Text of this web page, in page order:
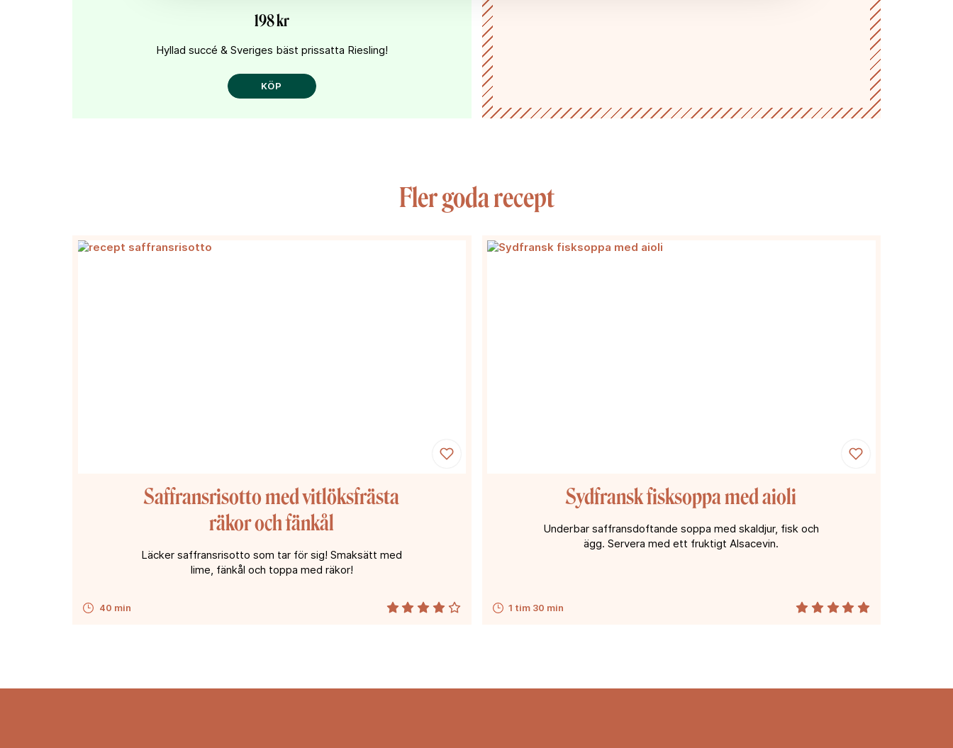
198 kr
Hyllad succé & Sveriges bäst prissatta Riesling!
KÖP
Fler goda recept
40 min
Saffransrisotto med vitlöksfrästa
räkor och fänkål
Läcker saffransrisotto som tar för sig! Smaksätt med
lime, fänkål och toppa med räkor!
1 tim 30 min
Sydfransk fisksoppa med aioli
Underbar saffransdoftande soppa med skaldjur, fisk och
ägg. Servera med ett fruktigt Alsacevin.